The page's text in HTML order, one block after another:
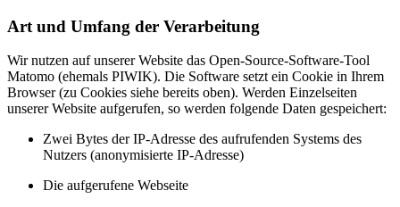
Art und Umfang der Verarbeitung
Wir nutzen auf unserer Website das Open-Source-Software-Tool
Matomo (ehemals PIWIK). Die Software setzt ein Cookie in Ihrem
Browser (zu Cookies siehe bereits oben). Werden Einzelseiten
unserer Website aufgerufen, so werden folgende Daten gespeichert:
Zwei Bytes der IP-Adresse des aufrufenden Systems des
Nutzers (anonymisierte IP-Adresse)
Die aufgerufene Webseite